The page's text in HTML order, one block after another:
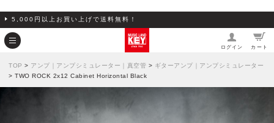
5,000円以上お買い上げで送料無料！
ログイン カート
TOP > アンプ｜アンプシミュレーター｜真空管 > ギターアンプ｜アンプシミュレーター
> TWO ROCK 2x12 Cabinet Horizontal Black